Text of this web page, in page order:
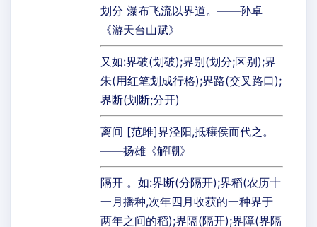
划分 瀑布飞流以界道。——孙卓
《游天台山赋》
又如:界破(划破);界别(划分;区别);界
朱(用红笔划成行格);界路(交叉路口);
界断(划断;分开)
离间 [范雎]界泾阳,抵穰侯而代之。
——扬雄《解嘲》
隔开 。如:界断(分隔开);界稻(农历十
一月播种,次年四月收获的一种界于
两年之间的稻);界隔(隔开);界障(界隔